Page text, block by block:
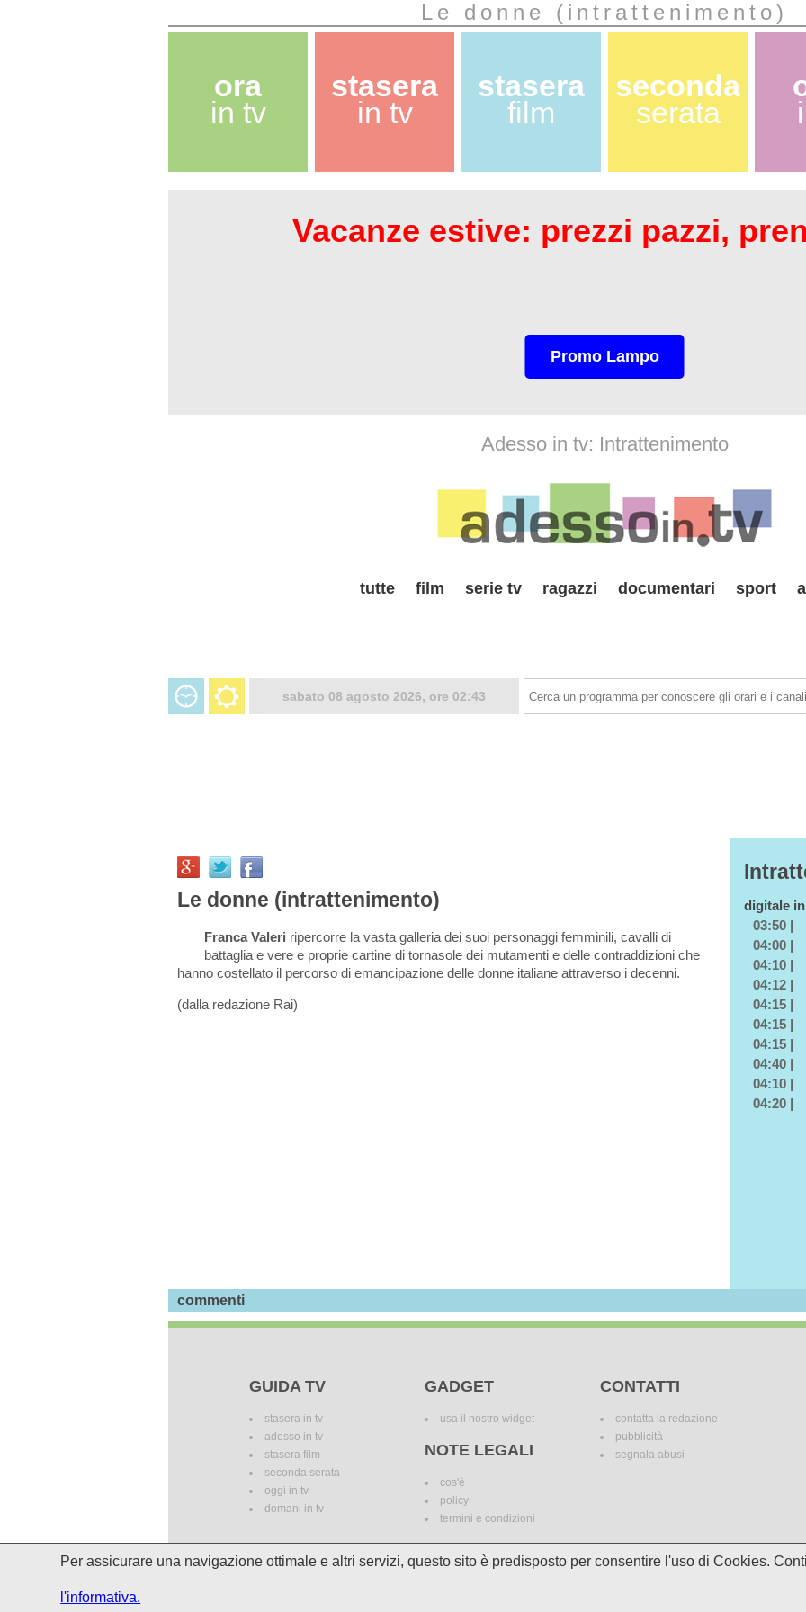
Le donne (intrattenimento)
ora
in tv
stasera
in tv
stasera
film
seconda
serata
Vacanze estive: prezzi pazzi,
Promo Lampo
Adesso in tv: Intrattenimento
tutte film serie tv ragazzi documentari sport
sabato 08 agosto 2026, ore 02:43
Le donne (intrattenimento)
Franca Valeri ripercorre la vasta galleria dei suoi personaggi femminili, cavalli di
battaglia e vere e proprie cartine di tornasole dei mutamenti e delle contraddizioni che
hanno costellato il percorso di emancipazione delle donne italiane attraverso i decenni.
(dalla redazione Rai)
digitale
03:50 |
04:00 |
04:10 |
04:12 |
04:15 |
04:15 |
04:15 |
04:40 |
04:10 |
04:20 |
commenti
GUIDA TV
stasera in tv
adesso in tv
stasera film
seconda serata
oggi in tv
domani in tv
GADGET
usa il nostro widget
NOTE LEGALI
cos'è
policy
termini e condizioni
CONTATTI
contatta la redazione
pubblicità
segnala abusi
I palinsesti potrebbero subire delle variazioni. I marchi dei canali televisivi appartengono ai legittimi proprietari. Le
incomplete e/o errate.
Per assicurare una navigazione ottimale e altri servizi, questo sito è predisposto per consentire l'uso di Cookies.
l'informativa.